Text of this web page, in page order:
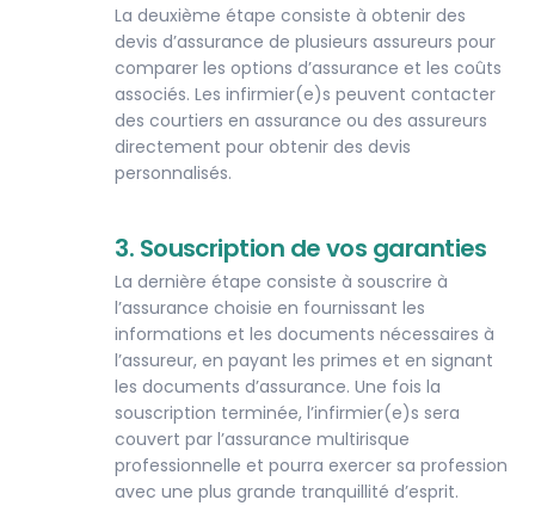
La deuxième étape consiste à obtenir des
devis d’assurance de plusieurs assureurs pour
comparer les options d’assurance et les coûts
associés. Les infirmier(e)s peuvent contacter
des courtiers en assurance ou des assureurs
directement pour obtenir des devis
personnalisés.
3. Souscription de vos garanties
La dernière étape consiste à souscrire à
l’assurance choisie en fournissant les
informations et les documents nécessaires à
l’assureur, en payant les primes et en signant
les documents d’assurance. Une fois la
souscription terminée, l’infirmier(e)s sera
couvert par l’assurance multirisque
professionnelle et pourra exercer sa profession
avec une plus grande tranquillité d’esprit.